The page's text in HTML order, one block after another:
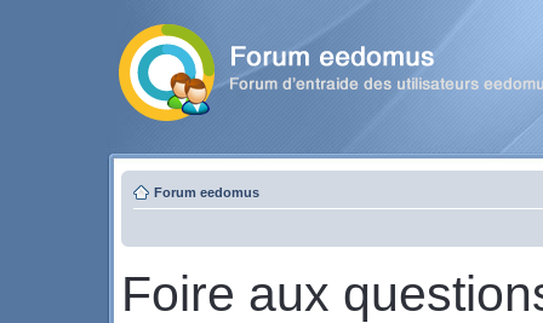
Forum eedomus
Foire aux